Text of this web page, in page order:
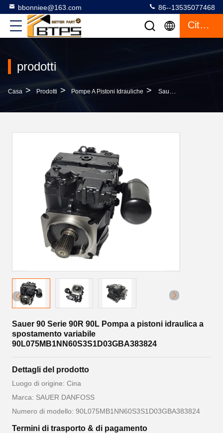
bbonniee@163.com 86--13535077468
Citazione
prodotti
Casa > Prodotti > Pompe A Pistoni Idrauliche > Sauer 90 Serie 90R 90L Pompa A Pistoni Idraulica A Spostamento Variabile 90L075MB1NN60S3S1D03GBA383824
Sauer 90 Serie 90R 90L Pompa a pistoni idraulica a
spostamento variabile
90L075MB1NN60S3S1D03GBA383824
Dettagli del prodotto
Luogo di origine: Cina
Marca: SAUER DANFOSS
Numero di modello: 90L075MB1NN60S3S1D03GBA383824
Termini di trasporto & di pagamento